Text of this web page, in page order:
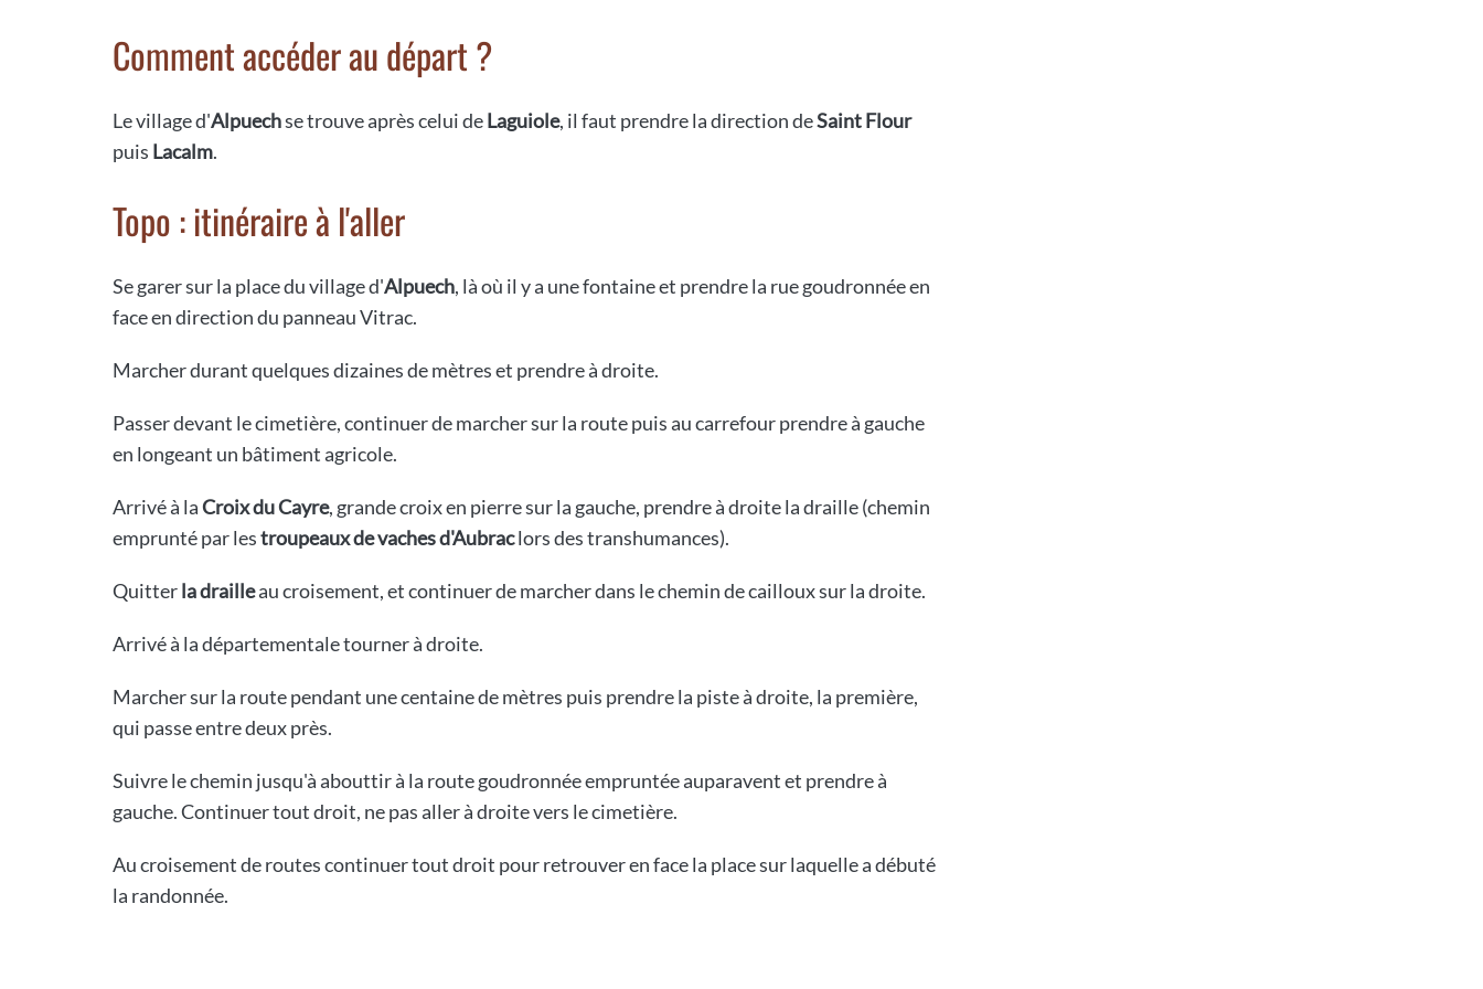
Comment accéder au départ ?
Le village d'Alpuechse trouve après celui deLaguiole, il faut prendre la direction deSaint Flour
puis Lacalm.
Topo : itinéraire à l'aller
Se garer sur la place du village d'Alpuech, là où il y a une fontaine et prendre la rue goudronnée en
face en direction du panneau Vitrac.
Marcher durant quelques dizaines de mètres et prendre à droite.
Passer devant le cimetière, continuer de marcher sur la route puis au carrefour prendre à gauche
en longeant un bâtiment agricole.
Arrivé à laCroix du Cayre, grande croix en pierre sur la gauche, prendre à droite la draille (chemin
emprunté par lestroupeaux de vaches d'Aubraclors des transhumances).
Quitterla drailleau croisement, et continuer de marcher dans le chemin de cailloux sur la droite.
Arrivé à la départementale tourner à droite.
Marcher sur la route pendant une centaine de mètres puis prendre la piste à droite, la première,
qui passe entre deux près.
Suivre le chemin jusqu'à abouttir à la route goudronnée empruntée auparavent et prendre à
gauche. Continuer tout droit, ne pas aller à droite vers le cimetière.
Au croisement de routes continuer tout droit pour retrouver en face la place sur laquelle a débuté
la randonnée.